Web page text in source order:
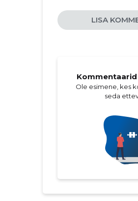
LISA
Ole esimene, kes
seda